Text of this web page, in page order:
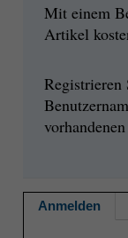
Mit einem
Artikel
Registrieren
Anmelden